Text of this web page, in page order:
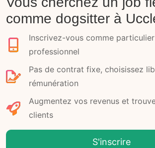
comme dogsitter à
Inscrivez-vous comme
professionnel
Pas de contrat fixe, choisissez
rémunération
Augmentez vos revenus et
clients
S'inscrire